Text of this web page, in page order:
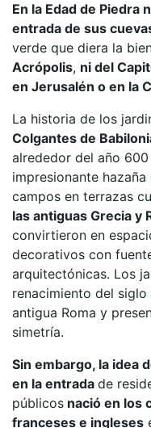
En la Edad de Piedra
entrada de sus
verde que diera la
Acrópolis, ni del
en Jerusalén o en la
La historia de los
Colgantes de
alrededor del año
impresionante
campos en terrazas
las antiguas Grecia y
convirtieron en
decorativos con
arquitectónicas. Los
renacimiento del
antigua Roma y
simetría.
Sin embargo, la idea
en la entrada de
públicos nació en los
franceses e ingleses